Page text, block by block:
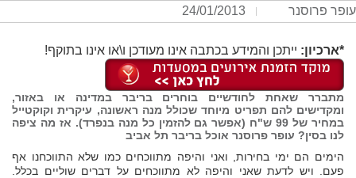
עופר פרוסנר 24/01/2013
*ארכיון: ייתכן והמידע בכתבה אינו מעודכן ו\או אינו בתוקף!
מתברר שאחת לחודשיים בוחרים בריבר במדינה או באזור,
ומקדישים להם תפריט מיוחד שכולל מנה ראשונה, עיקרית וקוקטייל
במחיר של 99 ש"ח (אפשר גם להזמין כל מנה בנפרד). אז מה ציפה
לנו בסין? עופר פרוסנר אוכל בריבר תל אביב
הימים הם ימי בחירות, ואני והיפה מתווכחים כמו שלא התווכחנו אף
פעם. ויש לדעת שאני והיפה לא מתווכחים על דברים שוליים בכלל.